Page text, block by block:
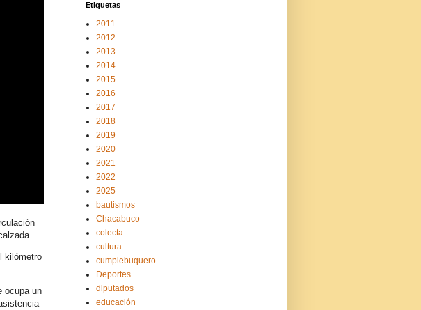
kilómetro
ocupa un
Etiquetas
2011
2012
2013
2014
2015
2016
2017
2018
2019
2020
2021
2022
2025
bautismos
Chacabuco
colecta
cultura
cumplebuquero
Deportes
diputados
educación